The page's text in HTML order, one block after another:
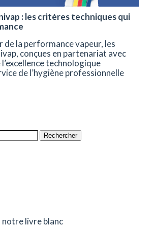
: les critères techniques qui
la performance vapeur, les
conçues en partenariat avec
technologique
de l’hygiène professionnelle
Rechercher
livre blanc